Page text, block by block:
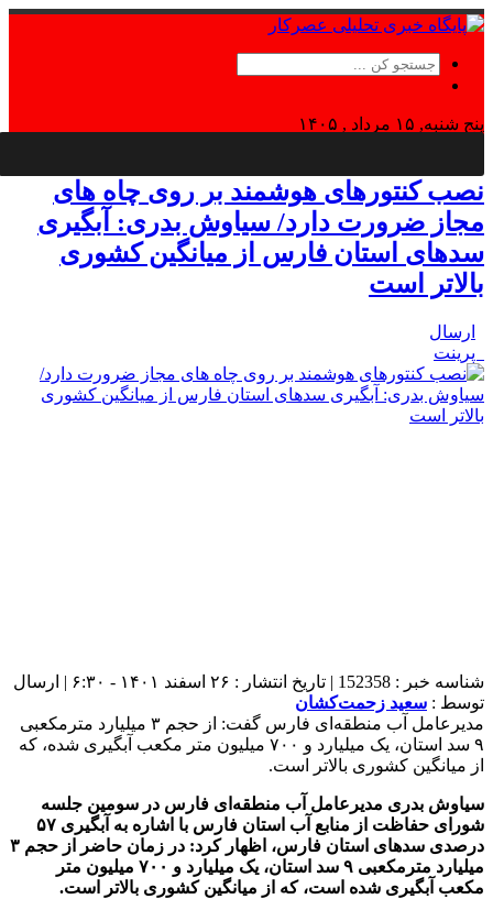
پنج شنبه, ۱۵ مرداد , ۱۴۰۵
نصب کنتورهای هوشمند بر روی چاه های
مجاز ضرورت دارد/ سیاوش بدری: آبگیری
سد‌های استان فارس از میانگین کشوری
بالاتر است
ارسال
پرینت
شناسه خبر : 152358 | تاریخ انتشار : ۲۶ اسفند ۱۴۰۱ - ۶:۳۰ | ارسال
توسط : سعید زحمت‌کشان
مدیرعامل آب منطقه‌ای فارس گفت: از حجم ۳ میلیارد مترمکعبی
۹ سد استان، یک میلیارد و ۷۰۰ میلیون متر مکعب آبگیری شده، که
از میانگین کشوری بالاتر است.
سیاوش بدری مدیرعامل آب منطقه‌ای فارس در سومین جلسه
شورای حفاظت از منابع آب استان فارس با اشاره به آبگیری ۵۷
درصدی سد‌های استان فارس، اظهار کرد: در زمان حاضر از حجم ۳
میلیارد مترمکعبی ۹ سد استان، یک میلیارد و ۷۰۰ میلیون متر
مکعب آبگیری شده است، که از میانگین کشوری بالاتر است.